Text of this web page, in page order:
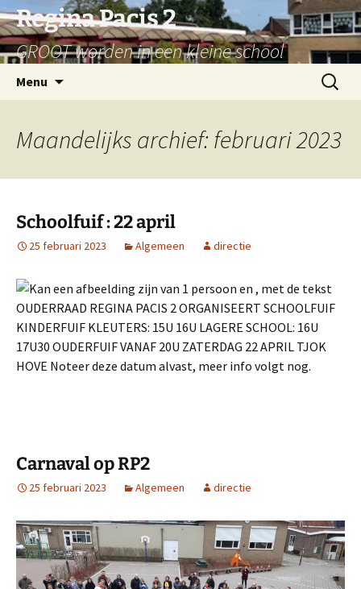
Ga
naar
de
inhoud
Regina Pacis 2
GROOT worden in een kleine school
Menu
Zoeken
naar:
Maandelijks archief: februari 2023
Schoolfuif : 22 april
25 februari 2023 Algemeen directie
Carnaval op RP2
25 februari 2023 Algemeen directie